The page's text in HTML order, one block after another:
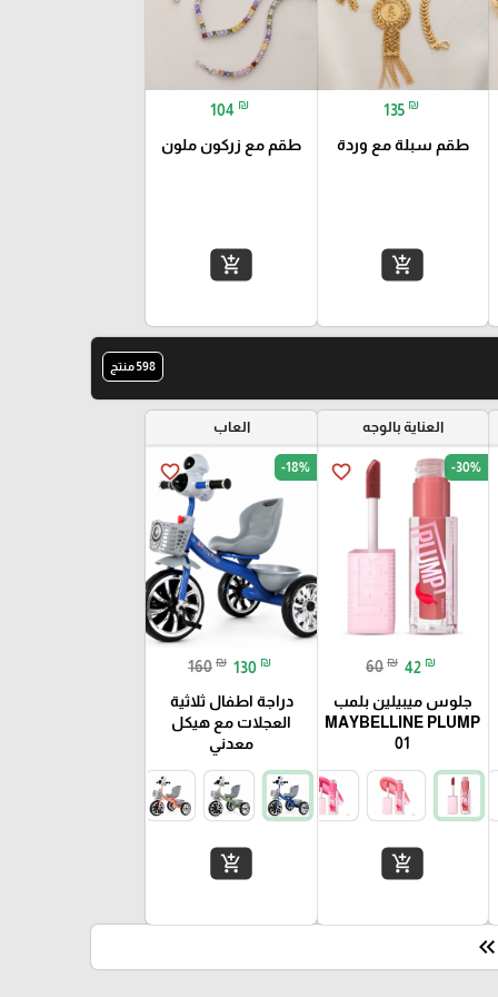
135 ₪
طقم سبلة مع وردة
add_shopping_cart
104 ₪
طقم مع زركون ملون
add_shopping_cart
598 منتج
العناية بالوجه
favorite_border -30%
60 ₪ 42 ₪
جلوس ميبيلين بلمب
MAYBELLINE PLUMP
01
add_shopping_cart
العاب
favorite_border -18%
160 ₪ 130 ₪
دراجة اطفال ثلاثية
العجلات مع هيكل
معدني
add_shopping_cart
keyboard_double_arrow_left